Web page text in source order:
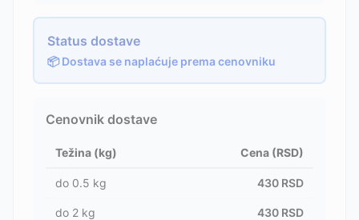
Status dostave
📦 Dostava se naplaćuje prema cenovniku
Cenovnik dostave
Težina (kg) Cena (RSD)
do 0.5 kg 430 RSD
do 2 kg 430 RSD